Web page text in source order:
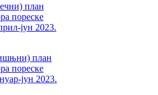
план
пореске
јун 2023.
план
пореске
јун 2023.